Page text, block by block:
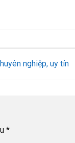
nghiệp, uy tín
*